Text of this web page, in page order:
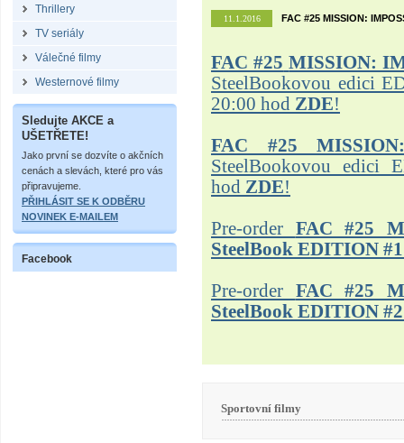
Thrillery
TV seriály
Válečné filmy
Westernové filmy
Sledujte AKCE a
UŠETŘETE!
Jako první se dozvíte o akčních
cenách a slevách, které pro vás
připravujeme.
PŘIHLÁSIT SE K ODBĚRU
NOVINEK E-MAILEM
Facebook
11.1.2016 FAC #25 MISSION:
FAC #25 MISSION:
SteelBookovou edici
20:00 hod ZDE!
FAC #25
SteelBookovou edici
hod ZDE!
Pre-order FAC #25
SteelBook EDITION #1
Pre-order FAC #25
SteelBook EDITION #2
Sportovní filmy